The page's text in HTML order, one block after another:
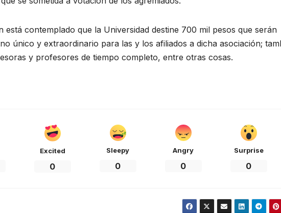
contemplado que la Universidad destine 700 mil pesos que serán
único y extraordinario para las y los afiliados a dicha asociación;
y profesores de tiempo completo, entre otras cosas.
Excited
0
Sleepy
0
Angry
0
Surprise
0